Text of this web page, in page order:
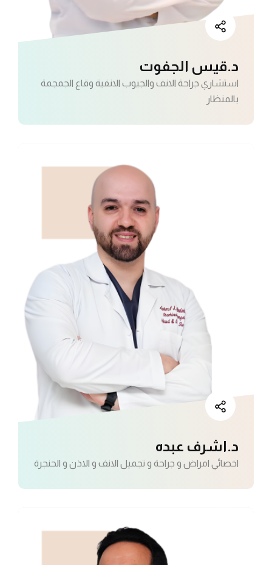
د.قيس الجفوت
استشاري جراحة الانف والجيوب الانفية وقاع الجمجمة
بالمنظار
د.اشرف عبده
اخصائي امراض و جراحة و تجميل الانف و الاذن و الحنجرة